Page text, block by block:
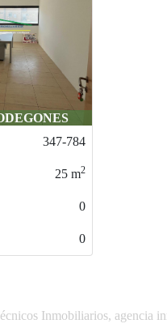
347-784
25 m2
0
0
Inmobiliarios, agencia